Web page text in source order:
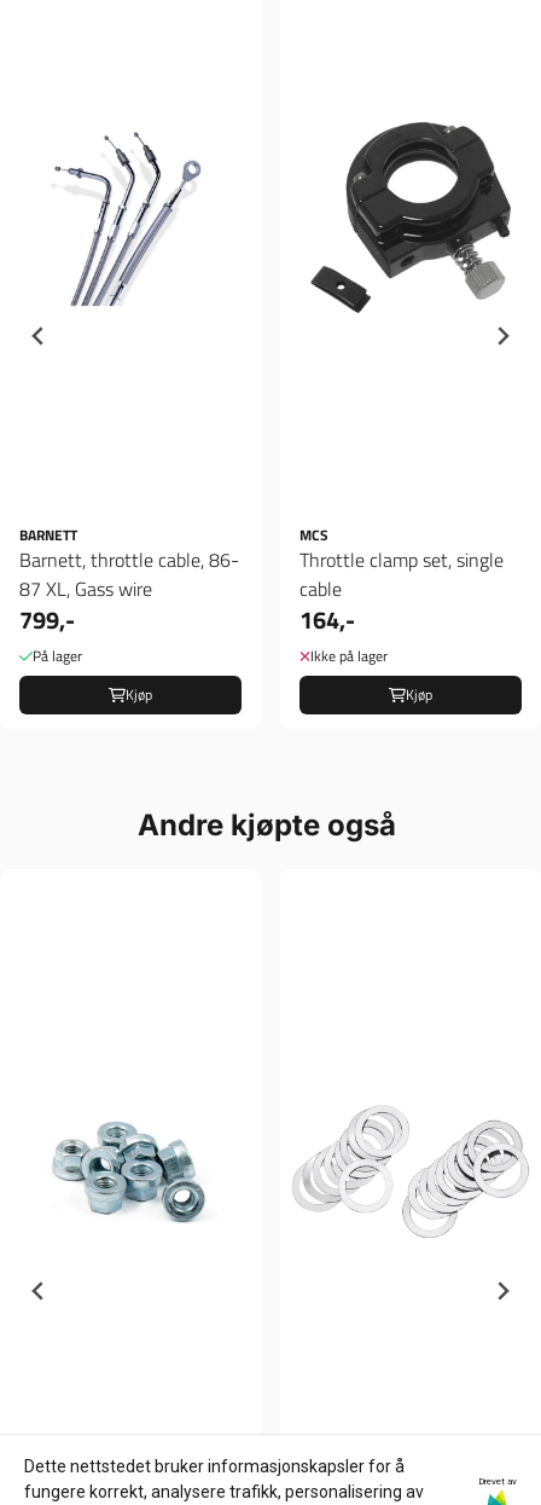
BARNETT
Barnett, throttle cable, 86-
87 XL, Gass wire
799,-
På lager
Kjøp
MCS
Throttle clamp set, single
cable
164,-
Ikke på lager
Kjøp
Andre kjøpte også
JAMES GASKETS ZODIAC
Dette nettstedet bruker informasjonskapsler for å
fungere korrekt, analysere trafikk, personalisering av
Drevet av